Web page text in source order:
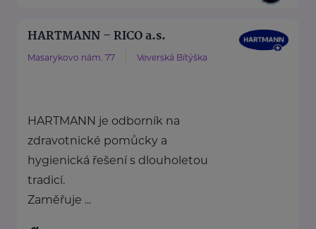
HARTMANN – RICO a.s.
Masarykovo nám. 77 Veverská Bítýška
HARTMANN je odborník na
zdravotnické pomůcky a
hygienická řešení s dlouholetou
tradicí.
Zaměřuje ...